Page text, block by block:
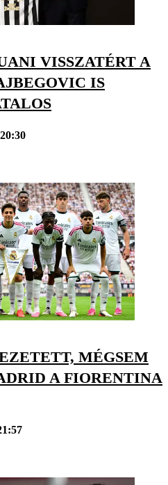
VISSZATÉRT A
IS
MÉGSEM
A FIORENTINA